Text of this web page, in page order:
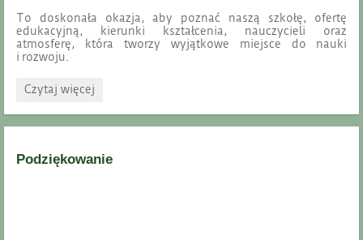
To doskonała okazja, aby poznać naszą szkołę, ofertę
edukacyjną, kierunki kształcenia, nauczycieli oraz
atmosferę, która tworzy wyjątkowe miejsce do nauki
i rozwoju.
Zaproszenie
Drzwi
Otwarte:
Czytaj więcej
Podziękowanie